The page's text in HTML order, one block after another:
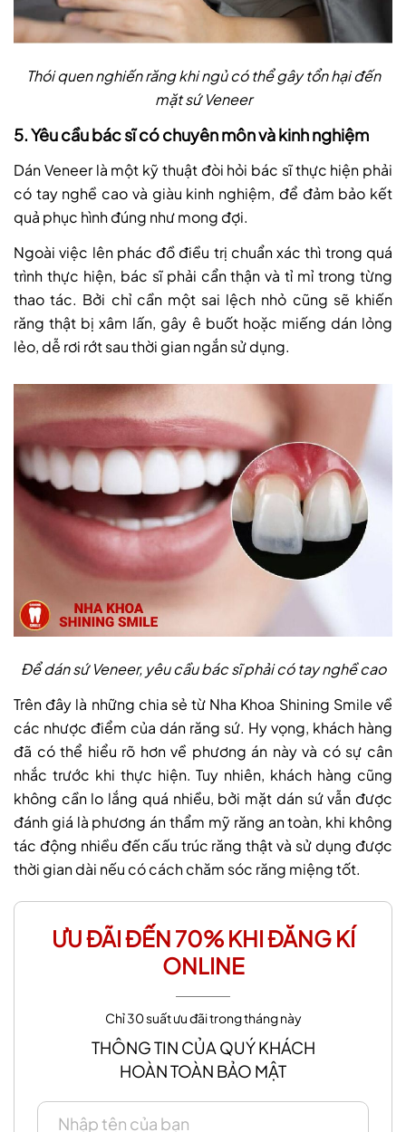
Thói quen nghiến răng khi ngủ có thể gây tổn hại đến
mặt sứ Veneer
5. Yêu cầu bác sĩ có chuyên môn và kinh nghiệm
Dán Veneer là một kỹ thuật đòi hỏi bác sĩ thực hiện phải
có tay nghề cao và giàu kinh nghiệm, để đảm bảo kết
quả phục hình đúng như mong đợi.
Ngoài việc lên phác đồ điều trị chuẩn xác thì trong quá
trình thực hiện, bác sĩ phải cẩn thận và tỉ mỉ trong từng
thao tác. Bởi chỉ cần một sai lệch nhỏ cũng sẽ khiến
răng thật bị xâm lấn, gây ê buốt hoặc miếng dán lỏng
lẻo, dễ rơi rớt sau thời gian ngắn sử dụng.
Để dán sứ Veneer, yêu cầu bác sĩ phải có tay nghề cao
Trên đây là những chia sẻ từ Nha Khoa Shining Smile về
các nhược điểm của dán răng sứ. Hy vọng, khách hàng
đã có thể hiểu rõ hơn về phương án này và có sự cân
nhắc trước khi thực hiện. Tuy nhiên, khách hàng cũng
không cần lo lắng quá nhiều, bởi mặt dán sứ vẫn được
đánh giá là phương án thẩm mỹ răng an toàn, khi không
tác động nhiều đến cấu trúc răng thật và sử dụng được
thời gian dài nếu có cách chăm sóc răng miệng tốt.
ƯU ĐÃI ĐẾN 70% KHI ĐĂNG KÍ
ONLINE
Chỉ 30 suất ưu đãi trong tháng này
THÔNG TIN CỦA QUÝ KHÁCH
HOÀN TOÀN BẢO MẬT